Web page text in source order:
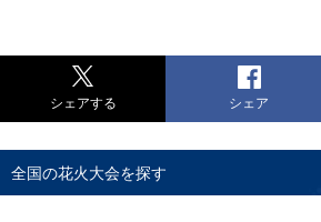
シェアする シェア
全国の花火大会を探す